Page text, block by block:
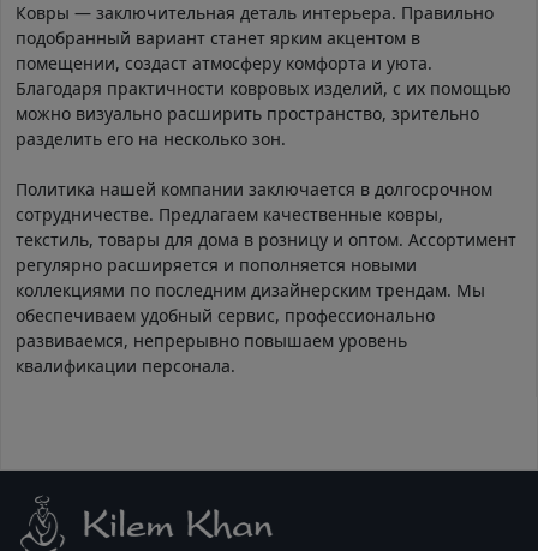
Ковры — заключительная деталь интерьера. Правильно
подобранный вариант станет ярким акцентом в
помещении, создаст атмосферу комфорта и уюта.
Благодаря практичности ковровых изделий, с их помощью
можно визуально расширить пространство, зрительно
разделить его на несколько зон.
Политика нашей компании заключается в долгосрочном
сотрудничестве. Предлагаем качественные ковры,
текстиль, товары для дома в розницу и оптом. Ассортимент
регулярно расширяется и пополняется новыми
коллекциями по последним дизайнерским трендам. Мы
обеспечиваем удобный сервис, профессионально
развиваемся, непрерывно повышаем уровень
квалификации персонала.